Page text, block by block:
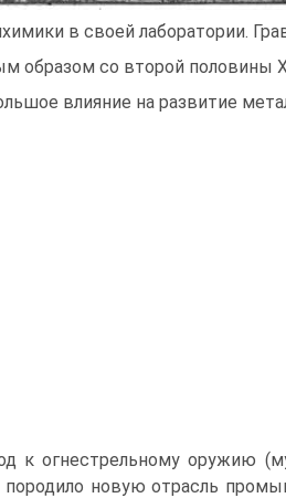
в своей лаборатории.
образом со второй половины
влияние на развитие
к огнестре­льному оружию
новую отрасль